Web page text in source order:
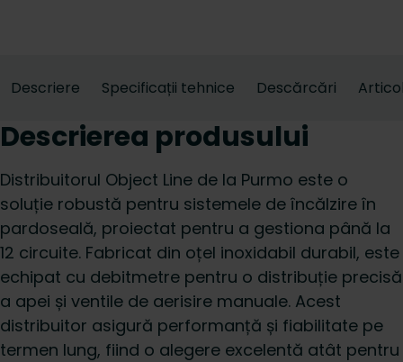
Descriere Specificații tehnice Descărcări
Descrierea produsului
Distribuitorul Object Line de la Purmo este o
soluție robustă pentru sistemele de încălzire în
pardoseală, proiectat pentru a gestiona până la
12 circuite. Fabricat din oțel inoxidabil durabil, este
echipat cu debitmetre pentru o distribuție precisă
a apei și ventile de aerisire manuale. Acest
distribuitor asigură performanță și fiabilitate pe
termen lung, fiind o alegere excelentă atât pentru